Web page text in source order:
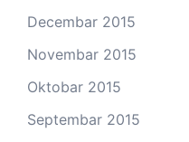
Decembar 2015
Novembar 2015
Oktobar 2015
Septembar 2015